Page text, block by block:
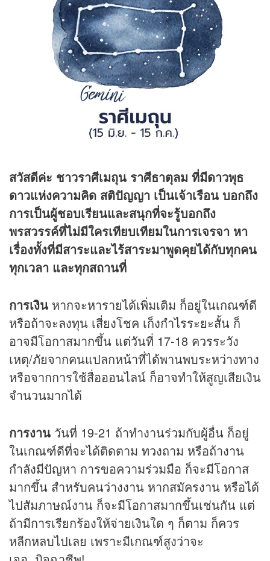
สวัสดีค่ะ ชาวราศีเมถุน ราศีธาตุลม ที่มีดาวพุธ
ดาวแห่งความคิด สติปัญญา เป็นเจ้าเรือน บอกถึง
การเป็นผู้ชอบเรียนและสนุกที่จะรู้บอกถึง
พรสวรรค์ที่ไม่มีใครเทียบเทียมในการเจรจา หา
เรื่องทั้งที่มีสาระและไร้สาระมาพูดคุยได้กับทุกคน
ทุกเวลา และทุกสถานที่
การเงิน หากจะหารายได้เพิ่มเติม ก็อยู่ในเกณฑ์ดี
หรือถ้าจะลงทุน เสี่ยงโชค เก็งกำไรระยะสั้น ก็
อาจมีโอกาสมากขึ้น แต่วันที่ 17-18 ควรระวัง
เหตุ/ภัยจากคนแปลกหน้าที่ได้พานพบระหว่างทาง
หรือจากการใช้สื่อออนไลน์ ก็อาจทำให้สูญเสียเงิน
จำนวนมากได้
การงาน วันที่ 19-21 ถ้าทำงานร่วมกับผู้อื่น ก็อยู่
ในเกณฑ์ดีที่จะได้ติดตาม ทวงถาม หรือถ้างาน
กำลังมีปัญหา การขอความร่วมมือ ก็จะมีโอกาส
มากขึ้น สำหรับคนว่างงาน หากสมัครงาน หรือได้
ไปสัมภาษณ์งาน ก็จะมีโอกาสมากขึ้นเช่นกัน แต่
ถ้ามีการเรียกร้องให้จ่ายเงินใด ๆ ก็ตาม ก็ควร
หลีกหลบไปเลย เพราะมีเกณฑ์สูงว่าจะ